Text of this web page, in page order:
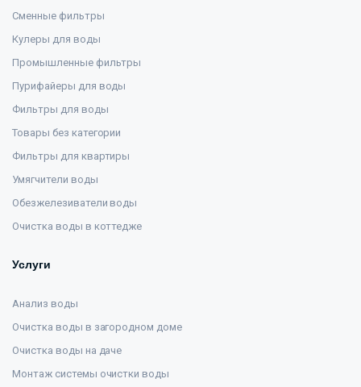
Сменные фильтры
Кулеры для воды
Промышленные фильтры
Пурифайеры для воды
Фильтры для воды
Товары без категории
Фильтры для квартиры
Умягчители воды
Обезжелезиватели воды
Очистка воды в коттедже
Услуги
Анализ воды
Очистка воды в загородном доме
Очистка воды на даче
Монтаж системы очистки воды